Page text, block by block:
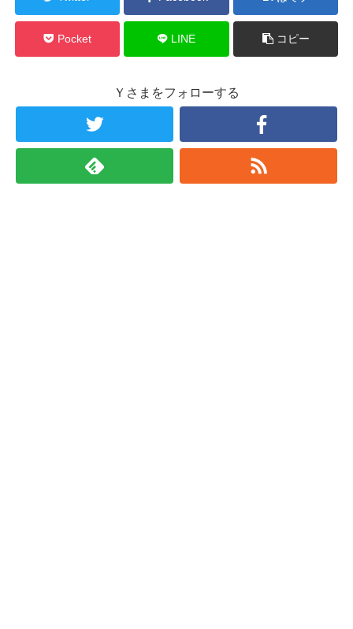
Pocket LINE コピー
Ｙさまをフォローする